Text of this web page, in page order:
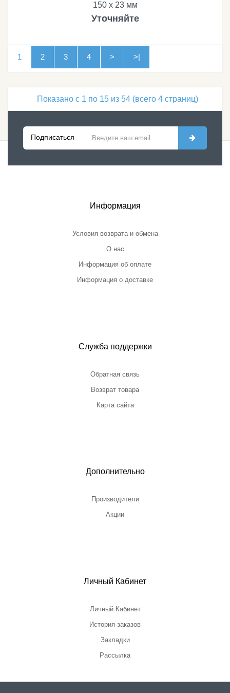
150 х 23 мм
Уточняйте
1 2 3 4 > >|
Показано с 1 по 15 из 54 (всего 4 страниц)
Подписаться
Информация
Условия возврата и обмена
О нас
Информация об оплате
Информация о доставке
Служба поддержки
Обратная связь
Возврат товара
Карта сайта
Дополнительно
Производители
Акции
Личный Кабинет
Личный Кабинет
История заказов
Закладки
Рассылка